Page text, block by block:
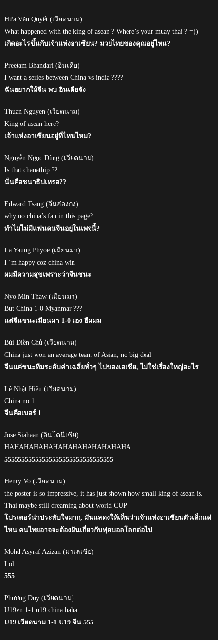
Hứa Văn Quyết (เวียดนาม)
What happened with the king of asean ? Where’s your muay thai ? =))
เกิดอะไรขึ้นกับเจ้าแห่งอาเซียน? มวยไทยของคุณอยู่ไหน?
Preetam Bhandari (อินเดีย)
I want a series between China vs india ????
ฉันอยากให้จีน พบ อินเดียจัง
Thuan Nguyen (เวียดนาม)
King of asean here?
เจ้าแห่งอาเซียนอยู่ที่ไหนไหม?
Nguyễn Ngọc Dũng (เวียดนาม)
Is that chanathip ??
นั่นคือชนาธิปเหรอ??
Edward Tsang (จีนฮ่องกง)
why no china’s fan in this page?
ทำไมไม่มีแฟนคนจีนอยู่ในเพจนี้?
La Yaung Phyoe (เมียนมา)
I ‘m happy coz china win
ผมมีความสุขเพราะว่าจีนชนะ
Nyo Min Thaw (เมียนมา)
But China 1-0 Myanmar ???
แต่จีนชนะเมียนมา 1-0 เอง อืมมม
Bùi Điền Chủ (เวียดนาม)
China just won an average team of Asian, no big deal
จีนแค่ชนะทีมระดับค่าเฉลี่ยทั่วๆ ไปของเอเชีย, ไม่ใช่เรื่องใหญ่อะไร
Lê Nhật Hiếu (เวียดนาม)
China no.1
จีนคือเบอร์ 1
Jose Siahaan (อินโดนีเซีย)
HAHAHAHAHAHAHAHAHAHAHAHAHA
55555555555555555555555555555555
Henry Vo (เวียดนาม)
the poster is so impressive, it has just shown how small king of asean is.
Thai maybe still dreaming about world CUP
โปรเตอร์น่าประทับใจมาก, มันแสดงให้เห็นว่าเจ้าแห่งอาเซียนตัวเล็กแค่
ไหน คนไทยอาจจะต้องฝันเกี่ยวกับฟุตบอลโลกต่อไป
Mohd Asyraf Azizan (มาเลเซีย)
Lol…
555
Phương Duy (เวียดนาม)
U19vn 1-1 u19 china haha
U19 เวียดนาม 1-1 U19 จีน 555